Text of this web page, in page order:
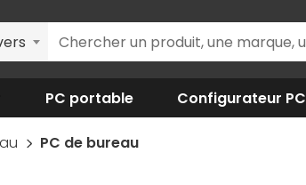
PC portable Configurateur PC
PC de bureau